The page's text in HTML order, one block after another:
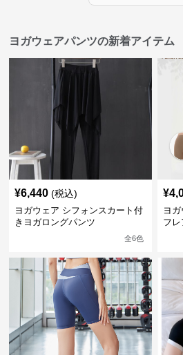
ヨガウェアパンツの新着アイテム
¥6,440 (税込)
ヨガウェア シフォンスカート付
きヨガロングパンツ
全6色
¥
ヨ
フ